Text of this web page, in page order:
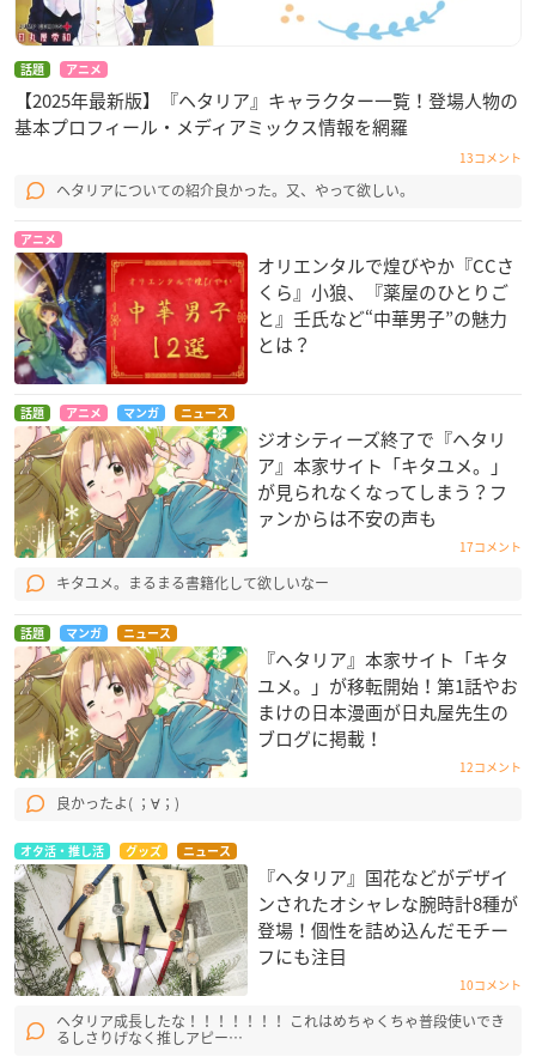
話題 アニメ
【2025年最新版】『ヘタリア』キャラクター一覧！登場人物の
基本プロフィール・メディアミックス情報を網羅
13コメント
ヘタリアについての紹介良かった。又、やって欲しい。
アニメ
オリエンタルで煌びやか『CCさ
くら』小狼、『薬屋のひとりご
と』壬氏など“中華男子”の魅力
とは？
話題 アニメ マンガ ニュース
ジオシティーズ終了で『ヘタリ
ア』本家サイト「キタユメ。」
が見られなくなってしまう？フ
ァンからは不安の声も
17コメント
キタユメ。まるまる書籍化して欲しいなー
話題 マンガ ニュース
『ヘタリア』本家サイト「キタ
ユメ。」が移転開始！第1話やお
まけの日本漫画が日丸屋先生の
ブログに掲載！
12コメント
良かったよ( ；∀；)
オタ活・推し活 グッズ ニュース
『ヘタリア』国花などがデザイ
ンされたオシャレな腕時計8種が
登場！個性を詰め込んだモチー
フにも注目
10コメント
ヘタリア成長したな！！！！！！！ これはめちゃくちゃ普段使いでき
るしさりげなく推しアピー…